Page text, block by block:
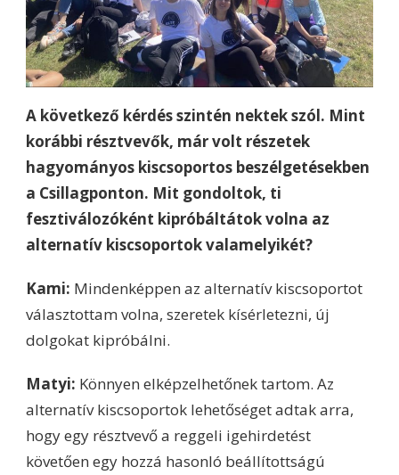
A következő kérdés szintén nektek szól. Mint
korábbi résztvevők, már volt részetek
hagyományos kiscsoportos beszélgetésekben
a Csillagponton. Mit gondoltok, ti
fesztiválozóként kipróbáltátok volna az
alternatív kiscsoportok valamelyikét?
Kami: Mindenképpen az alternatív kiscsoportot
választottam volna, szeretek kísérletezni, új
dolgokat kipróbálni.
Matyi: Könnyen elképzelhetőnek tartom. Az
alternatív kiscsoportok lehetőséget adtak arra,
hogy egy résztvevő a reggeli igehirdetést
követően egy hozzá hasonló beállítottságú